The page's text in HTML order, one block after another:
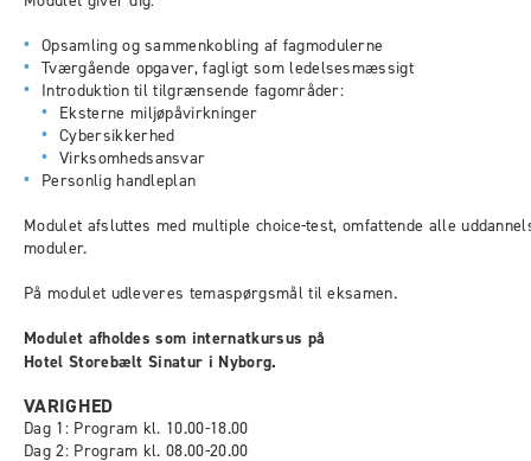
Opsamling og sammenkobling af fagmodulerne
Tværgående opgaver, fagligt som ledelsesmæssigt
Introduktion til tilgrænsende fagområder:
Eksterne miljøpåvirkninger
Cybersikkerhed
Virksomhedsansvar
Personlig handleplan
Modulet afsluttes med multiple choice-test, omfattende alle
moduler.
På modulet udleveres temaspørgsmål til eksamen.
Modulet afholdes som internatkursus på
Hotel Storebælt Sinatur i Nyborg.
VARIGHED
Dag 1: Program kl. 10.00-18.00
Dag 2: Program kl. 08.00-20.00